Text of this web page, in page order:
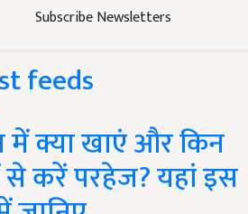
Subscribe Newsletters
feeds
में क्या खाएं और किन
से करें परहेज? यहां इस